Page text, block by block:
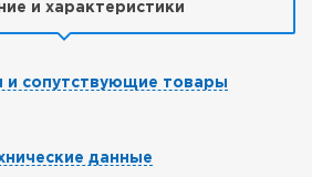
и характеристики
и сопутствующие товары
данные